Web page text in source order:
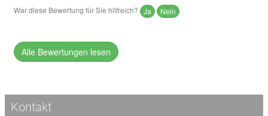
War diese Bewertung für Sie hilfreich? Ja Nein
Alle Bewertungen lesen
Kontakt